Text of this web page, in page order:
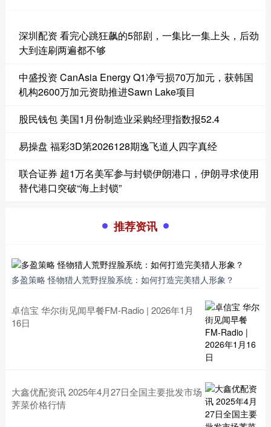
深圳配资 看完心跳狂飙的5部剧，一集比一集上头，后劲
大到连刷两遍都不够
中盛投资 CanAsia Energy Q1净亏损70万加元，获韩国
机构2600万加元资助推进Sawn Lake项目
股民钱包 美国1月份制造业采购经理指数报52.4
易操盘 福彩3D第2026128期逸飞道人四字真经
联合证券 超1万名美军参与封锁伊朗港口，伊朗寻求使用
替代港口突破“海上封锁”
推荐资讯
多盈策略 怪物猎人荒野捏脸系统：如何打造完美猎人形象？
卓信宝 华尔街见闻早餐FM-Radio | 2026年1月
16日
大鑫优配资讯 2025年4月27日全国主要批发市场
荠菜价格行情